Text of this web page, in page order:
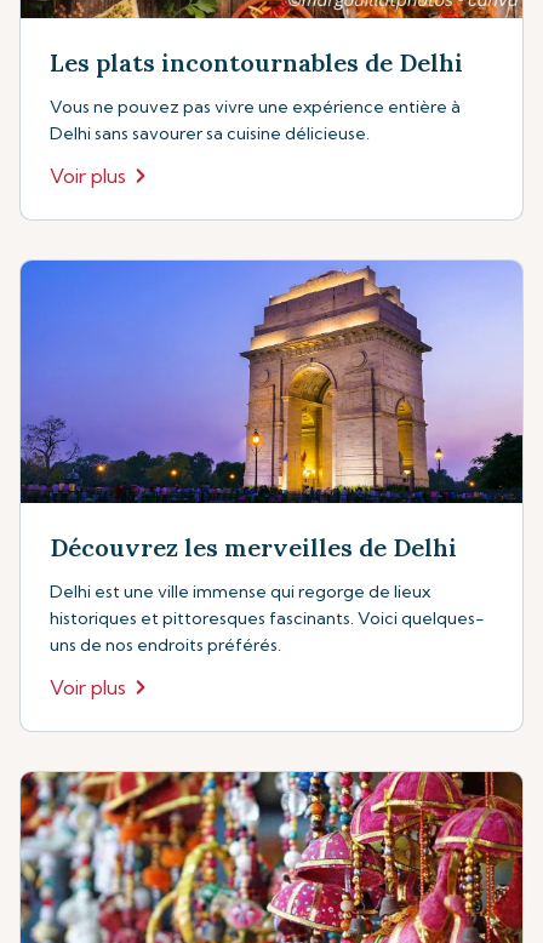
Les plats incontournables de Delhi
Vous ne pouvez pas vivre une expérience entière à
Delhi sans savourer sa cuisine délicieuse.
Voir plus
Découvrez les merveilles de Delhi
Delhi est une ville immense qui regorge de lieux
historiques et pittoresques fascinants. Voici quelques-
uns de nos endroits préférés.
Voir plus